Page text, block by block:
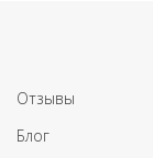
Отзывы
Блог